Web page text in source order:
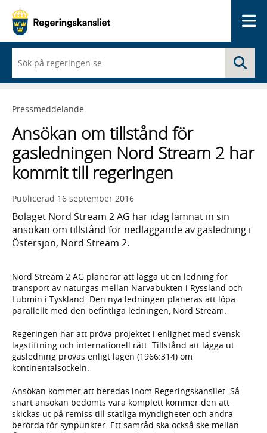
du
börjar
skriva
framträder
lista
med
sökförslag
Pressmeddelande
Ansökan om tillstånd för
gasledningen Nord Stream 2 har
kommit till regeringen
Publicerad 16 september 2016
Bolaget Nord Stream 2 AG har idag lämnat in sin
ansökan om tillstånd för nedläggande av gasledning i
Östersjön, Nord Stream 2.
Nord Stream 2 AG planerar att lägga ut en ledning för
transport av naturgas mellan Narvabukten i Ryssland och
Lubmin i Tyskland. Den nya ledningen planeras att löpa
parallellt med den befintliga ledningen, Nord Stream.
Regeringen har att pröva projektet i enlighet med svensk
lagstiftning och internationell rätt. Tillstånd att lägga ut
gasledning prövas enligt lagen (1966:314) om
kontinentalsockeln.
Ansökan kommer att beredas inom Regeringskansliet. Så
snart ansökan bedömts vara komplett kommer den att
skickas ut på remiss till statliga myndigheter och andra
berörda för synpunkter. Ett samråd ska också ske mellan